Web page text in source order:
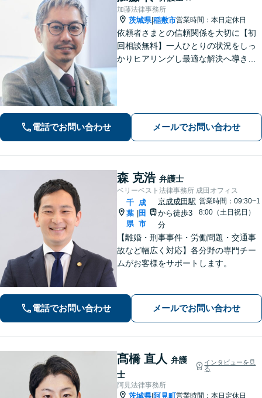
加藤法律事務所
茨城県|稲敷市営業時間：本日定休日
依頼者さまとの信頼関係を大切に【初
回相談無料】一人ひとりの状況をしっ
かりヒアリングし最適な解決へ導きま
電話でお問い合わせ メールでお問い合わせ
森 克浩 弁護士
ベリーベスト法律事務所 成田オフィス
千
葉
県
成
田
市
京成成田駅
から徒歩3
分
営業時間：09:30~1
8:00（土日祝日）
【離婚・刑事事件・労働問題・交通事
故など幅広く対応】各分野の専門チー
ムがお客様をサポートします。
電話でお問い合わせ メールでお問い合わせ
髙橋 直人 弁護
士
インタビューを見
る
阿見法律事務所
茨城県|阿見町営業時間：本日定休日